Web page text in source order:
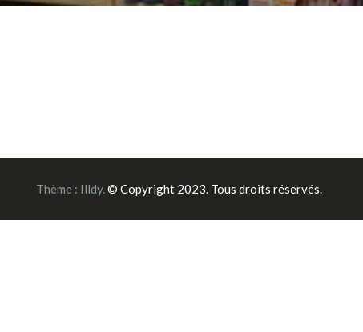
Thème : Illdy.© Copyright 2023. Tous droits réservés.